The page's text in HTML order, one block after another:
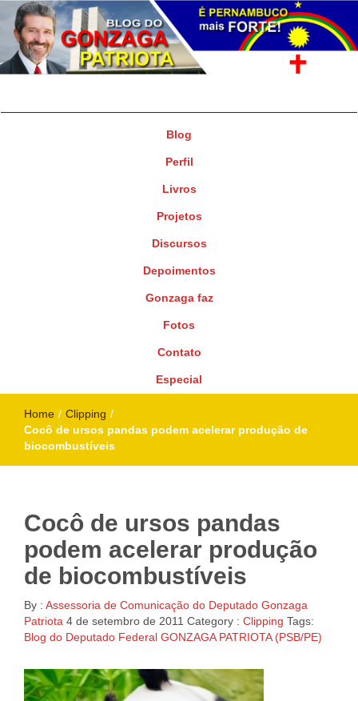
Blog
Perfil
Livros
Projetos
Discursos
Depoimentos
Gonzaga faz
Fotos
Contato
Especial
Home / Clipping /
Cocô de ursos pandas podem acelerar produção de
biocombustíveis
Cocô de ursos pandas
podem acelerar produção
de biocombustíveis
By : Assessoria de Comunicação do Deputado Gonzaga
Patriota 4 de setembro de 2011 Category : Clipping Tags:
Blog do Deputado Federal GONZAGA PATRIOTA (PSB/PE)